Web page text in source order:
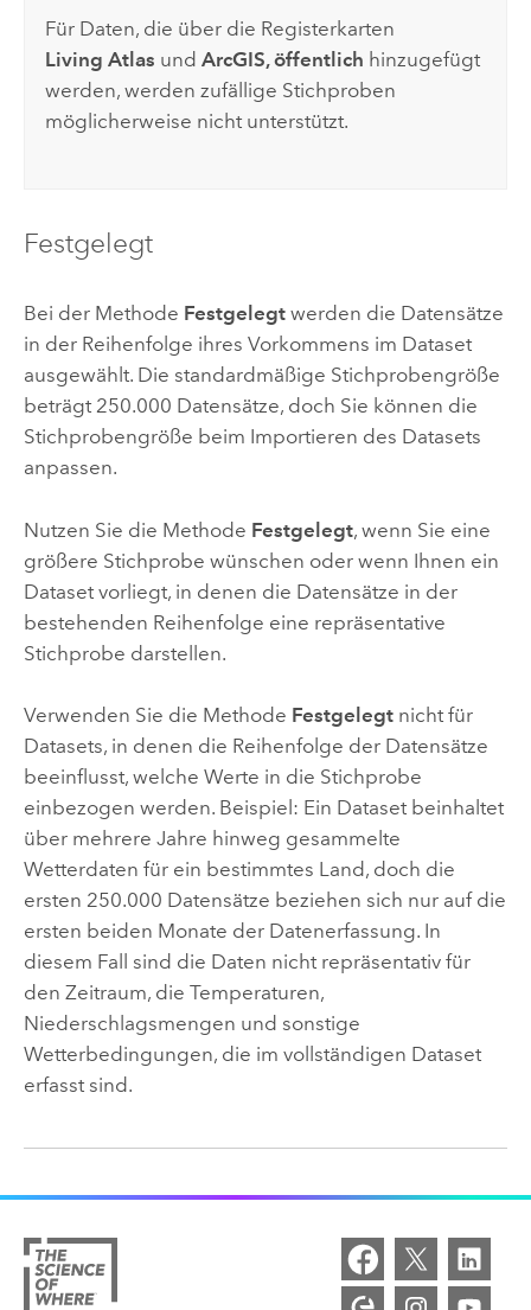
Für Daten, die über die Registerkarten
Living Atlas undArcGIS, öffentlich hinzugefügt
werden, werden zufällige Stichproben
möglicherweise nicht unterstützt.
Festgelegt
Bei der Methode Festgelegtwerden die Datensätze
in der Reihenfolge ihres Vorkommens im Dataset
ausgewählt. Die standardmäßige Stichprobengröße
beträgt 250.000 Datensätze, doch Sie können die
Stichprobengröße beim Importieren des Datasets
anpassen.
Nutzen Sie die Methode Festgelegt, wenn Sie eine
größere Stichprobe wünschen oder wenn Ihnen ein
Dataset vorliegt, in denen die Datensätze in der
bestehenden Reihenfolge eine repräsentative
Stichprobe darstellen.
Verwenden Sie die Methode Festgelegtnicht für
Datasets, in denen die Reihenfolge der Datensätze
beeinflusst, welche Werte in die Stichprobe
einbezogen werden. Beispiel: Ein Dataset beinhaltet
über mehrere Jahre hinweg gesammelte
Wetterdaten für ein bestimmtes Land, doch die
ersten 250.000 Datensätze beziehen sich nur auf die
ersten beiden Monate der Datenerfassung. In
diesem Fall sind die Daten nicht repräsentativ für
den Zeitraum, die Temperaturen,
Niederschlagsmengen und sonstige
Wetterbedingungen, die im vollständigen Dataset
erfasst sind.